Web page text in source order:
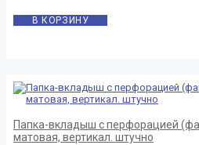
В КОРЗИНУ
Папка-вкладыш с перфорацией
матовая, вертикал. штучно